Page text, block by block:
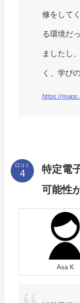
修をして
る環境だ
ましたし
く、学び
https://
口コミ
特定電
可能性
Asa K